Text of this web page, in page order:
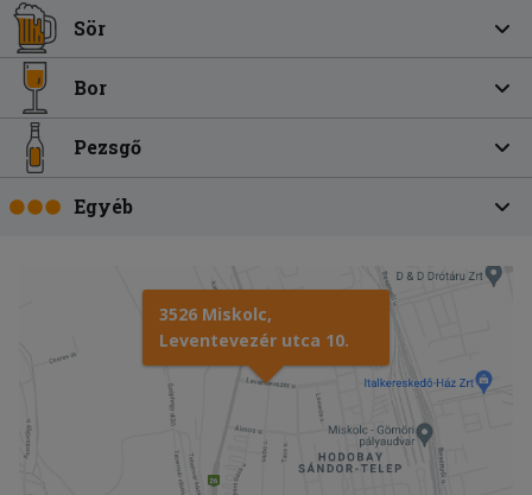
Sör
Bor
Pezsgő
Egyéb
3526 Miskolc,
Leventevezér utca 10.